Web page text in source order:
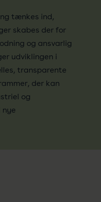
tænkes ind,
skabes der for
og ansvarlig
udviklingen i
transparente
der kan
og